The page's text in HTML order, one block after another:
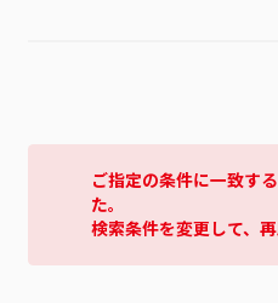
ご指定の条件に一致す
た。
検索条件を変更して、再